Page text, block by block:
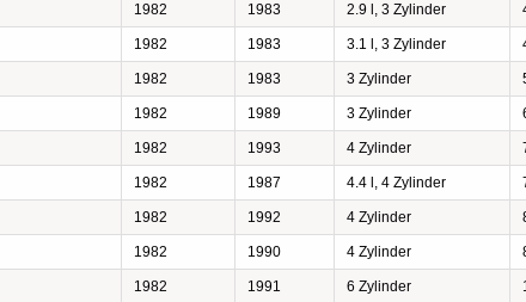
1982 1983 2.9 l, 3 Zylinder
1982 1983 3.1 l, 3 Zylinder
1982 1983 3 Zylinder
1982 1989 3 Zylinder
1982 1993 4 Zylinder
1982 1987 4.4 l, 4 Zylinder
1982 1992 4 Zylinder
1982 1990 4 Zylinder
1982 1991 6 Zylinder